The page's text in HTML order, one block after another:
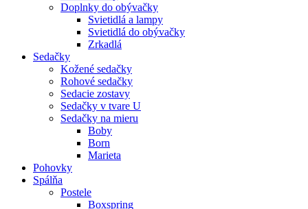
Doplnky do obývačky
Svietidlá a lampy
Svietidlá do obývačky
Zrkadlá
Sedačky
Kožené sedačky
Rohové sedačky
Sedacie zostavy
Sedačky v tvare U
Sedačky na mieru
Boby
Born
Marieta
Pohovky
Spálňa
Postele
Boxspring